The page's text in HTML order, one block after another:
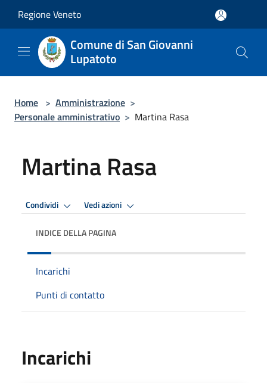
Regione Veneto
Comune di San Giovanni
Lupatoto
Home > Amministrazione >
Personale amministrativo > Martina Rasa
Martina Rasa
Condividi Vedi azioni
INDICE DELLA PAGINA
Incarichi
Punti di contatto
Incarichi